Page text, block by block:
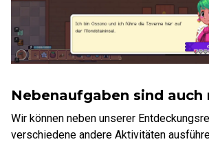
Nebenaufgaben sind
Wir können neben unserer
verschiedene andere Aktivitäten